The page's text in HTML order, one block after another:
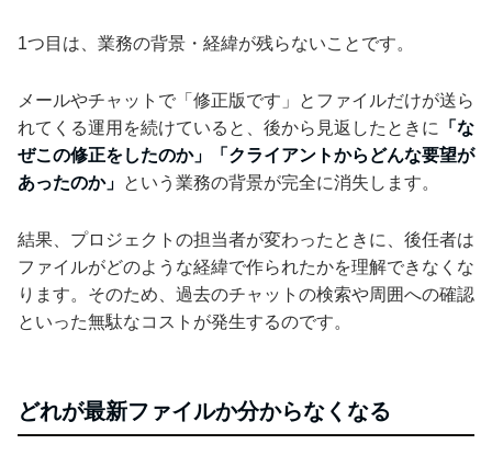
1つ目は、業務の背景・経緯が残らないことです。
メールやチャットで「修正版です」とファイルだけが送ら
れてくる運用を続けていると、後から見返したときに
「な
ぜこの修正をしたのか」「クライアントからどんな要望が
あったのか」 という業務の背景が完全に消失します。
結果、プロジェクトの担当者が変わったときに、後任者は
ファイルがどのような経緯で作られたかを理解できなくな
ります。そのため、過去のチャットの検索や周囲への確認
といった無駄なコストが発生するのです。
どれが最新ファイルか分からなくなる